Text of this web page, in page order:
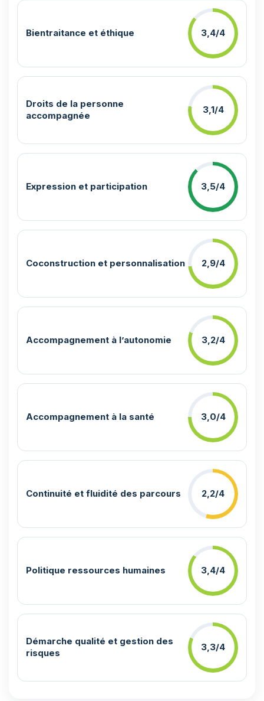
Bientraitance et éthique 3,4/4
Droits de la personne
accompagnée
3,1/4
Expression et participation 3,5/4
Coconstruction et personnalisation 2,9/4
Accompagnement à l’autonomie 3,2/4
Accompagnement à la santé 3,0/4
Continuité et fluidité des parcours 2,2/4
Politique ressources humaines 3,4/4
Démarche qualité et gestion des
risques
3,3/4